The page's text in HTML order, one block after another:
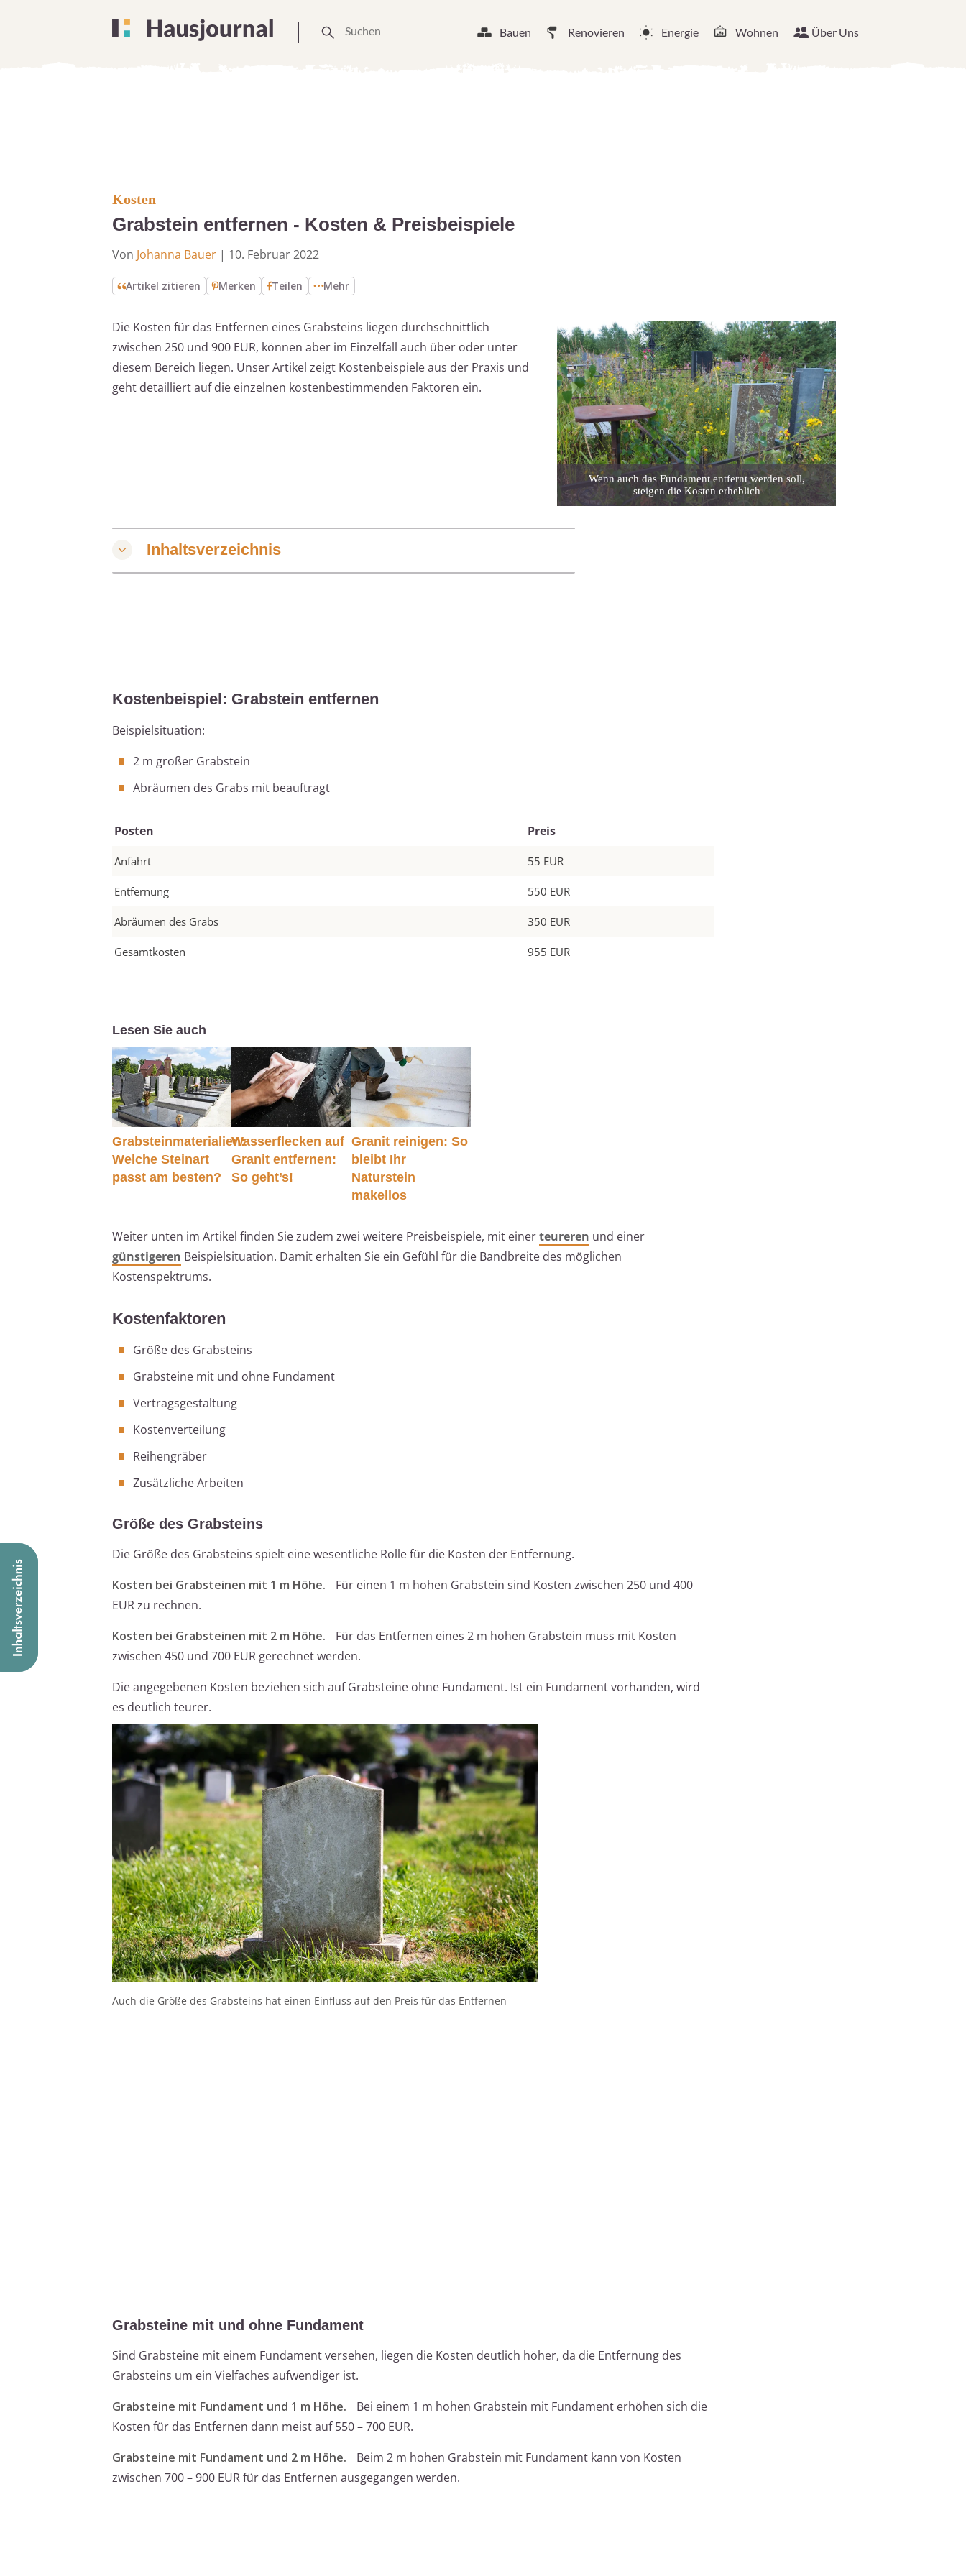
Bauen Renovieren Energie Wohnen Über Uns
Kosten
Grabstein entfernen - Kosten & Preisbeispiele
Von Johanna Bauer | 10. Februar 2022
Artikel zitieren Merken Teilen Mehr
Die Kosten für das Entfernen eines Grabsteins liegen durchschnittlich
zwischen 250 und 900 EUR, können aber im Einzelfall auch über oder unter
diesem Bereich liegen. Unser Artikel zeigt Kostenbeispiele aus der Praxis und
geht detailliert auf die einzelnen kostenbestimmenden Faktoren ein.
Wenn auch das Fundament entfernt werden soll,
steigen die Kosten erheblich
Inhaltsverzeichnis
Kostenbeispiel: Grabstein entfernen
Beispielsituation:
2 m großer Grabstein
Abräumen des Grabs mit beauftragt
Posten Preis
Anfahrt 55 EUR
Entfernung 550 EUR
Abräumen des Grabs 350 EUR
Gesamtkosten 955 EUR
Lesen Sie auch
Grabsteinmaterialien:
Welche Steinart
passt am besten?
Wasserflecken auf
Granit entfernen:
So geht’s!
Granit reinigen: So
bleibt Ihr
Naturstein
makellos
Weiter unten im Artikel finden Sie zudem zwei weitere Preisbeispiele, mit einerteureren und einer
günstigeren Beispielsituation. Damit erhalten Sie ein Gefühl für die Bandbreite des möglichen
Kostenspektrums.
Kostenfaktoren
Größe des Grabsteins
Grabsteine mit und ohne Fundament
Vertragsgestaltung
Kostenverteilung
Reihengräber
Zusätzliche Arbeiten
Größe des Grabsteins
Die Größe des Grabsteins spielt eine wesentliche Rolle für die Kosten der Entfernung.
Kosten bei Grabsteinen mit 1 m Höhe.
Für einen 1 m hohen Grabstein sind Kosten zwischen 250 und 400
EUR zu rechnen.
Kosten bei Grabsteinen mit 2 m Höhe.
Für das Entfernen eines 2 m hohen Grabstein muss mit Kosten
zwischen 450 und 700 EUR gerechnet werden.
Die angegebenen Kosten beziehen sich auf Grabsteine ohne Fundament. Ist ein Fundament vorhanden, wird
es deutlich teurer.
Auch die Größe des Grabsteins hat einen Einfluss auf den Preis für das Entfernen
Grabsteine mit und ohne Fundament
Sind Grabsteine mit einem Fundament versehen, liegen die Kosten deutlich höher, da die Entfernung des
Grabsteins um ein Vielfaches aufwendiger ist.
Grabsteine mit Fundament und 1 m Höhe.
Bei einem 1 m hohen Grabstein mit Fundament erhöhen sich die
Kosten für das Entfernen dann meist auf 550 – 700 EUR.
Grabsteine mit Fundament und 2 m Höhe.
Beim 2 m hohen Grabstein mit Fundament kann von Kosten
zwischen 700 – 900 EUR für das Entfernen ausgegangen werden.